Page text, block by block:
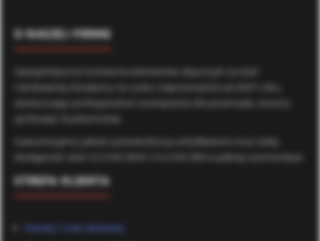
O NASZEJ FIRMIE
Specjalistyczna hurtownia elementów złącznych ze stali
nierdzewnej. Działamy na rynku nieprzerwanie od 2007 roku,
dostarczając profesjonalne rozwiązania dla przemysłu, branży
jachtowej i budownictwa.
Gwarantujemy jakość potwierdzoną certyfikatami oraz stałą
dostępność stali A2 (AISI 304) i A4 (AISI 316) w pełnej rozmiarówce.
STREFA KLIENTA
Koszty i czas dostawy